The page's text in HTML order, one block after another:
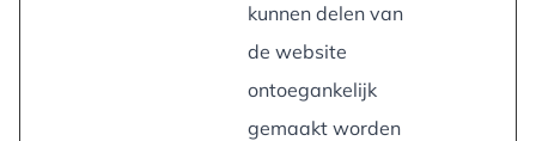
kunnen delen van
de website
ontoegankelijk
gemaakt worden